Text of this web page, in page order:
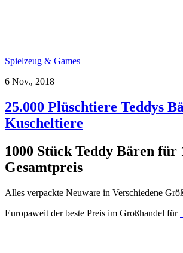
Spielzeug & Games
6 Nov., 2018
25.000 Plüschtiere Teddys
Kuscheltiere
1000 Stück Teddy Bären für
Gesamtpreis
Alles verpackte Neuware in Verschiedene
Europaweit der beste Preis im Großhandel für